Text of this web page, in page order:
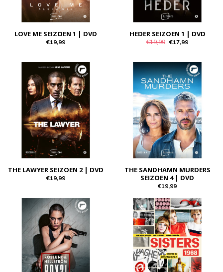
LOVE ME SEIZOEN 1 | DVD
€19,99
HEDER SEIZOEN 1 | DVD
€19,99 €17,99
THE LAWYER SEIZOEN 2 | DVD
€19,99
THE SANDHAMN MURDERS
SEIZOEN 4 | DVD
€19,99